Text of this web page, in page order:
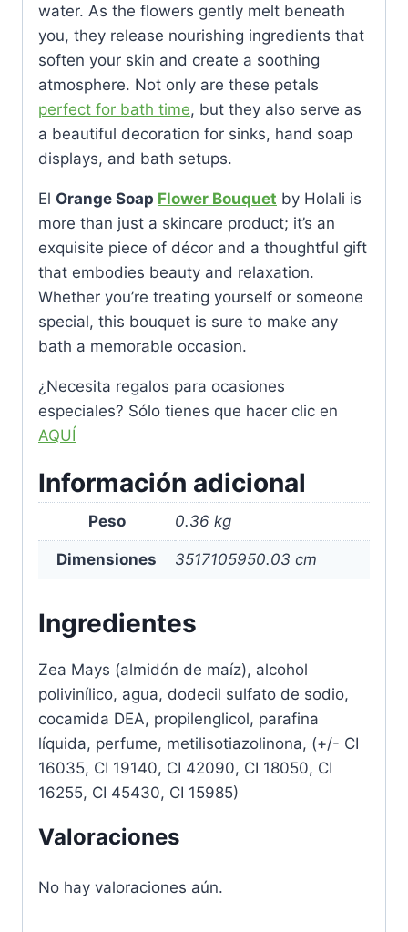
water. As the flowers gently melt beneath
you, they release nourishing ingredients that
soften your skin and create a soothing
atmosphere. Not only are these petals
perfect for bath time, but they also serve as
a beautiful decoration for sinks, hand soap
displays, and bath setups.
El Orange Soap Flower Bouquet by Holali is
more than just a skincare product; it’s an
exquisite piece of décor and a thoughtful gift
that embodies beauty and relaxation.
Whether you’re treating yourself or someone
special, this bouquet is sure to make any
bath a memorable occasion.
¿Necesita regalos para ocasiones
especiales? Sólo tienes que hacer clic en
AQUÍ
Información adicional
Peso 0.36 kg
Dimensiones 3517105950.03 cm
Ingredientes
Zea Mays (almidón de maíz), alcohol
polivinílico, agua, dodecil sulfato de sodio,
cocamida DEA, propilenglicol, parafina
líquida, perfume, metilisotiazolinona, (+/- CI
16035, CI 19140, CI 42090, CI 18050, CI
16255, CI 45430, CI 15985)
Valoraciones
No hay valoraciones aún.